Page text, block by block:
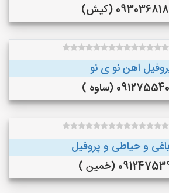
(کیش)
اهن نو ی نو
(ساوه )
و حیاطی و پروفیل
(خمین )